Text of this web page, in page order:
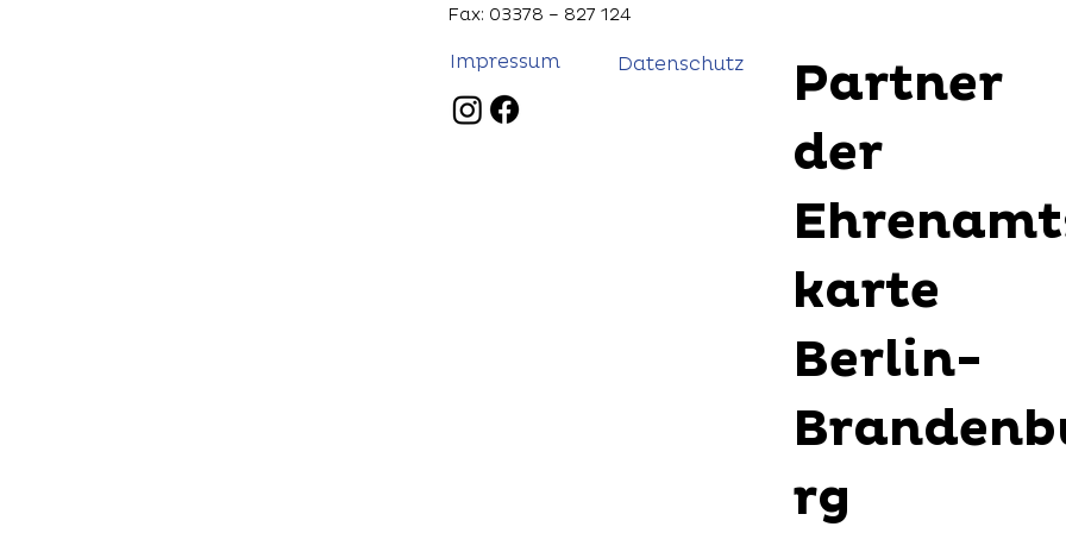
Fax: 03378 – 827 124
Impressum Datenschutz
Partner
der
karte
Berlin-
rg